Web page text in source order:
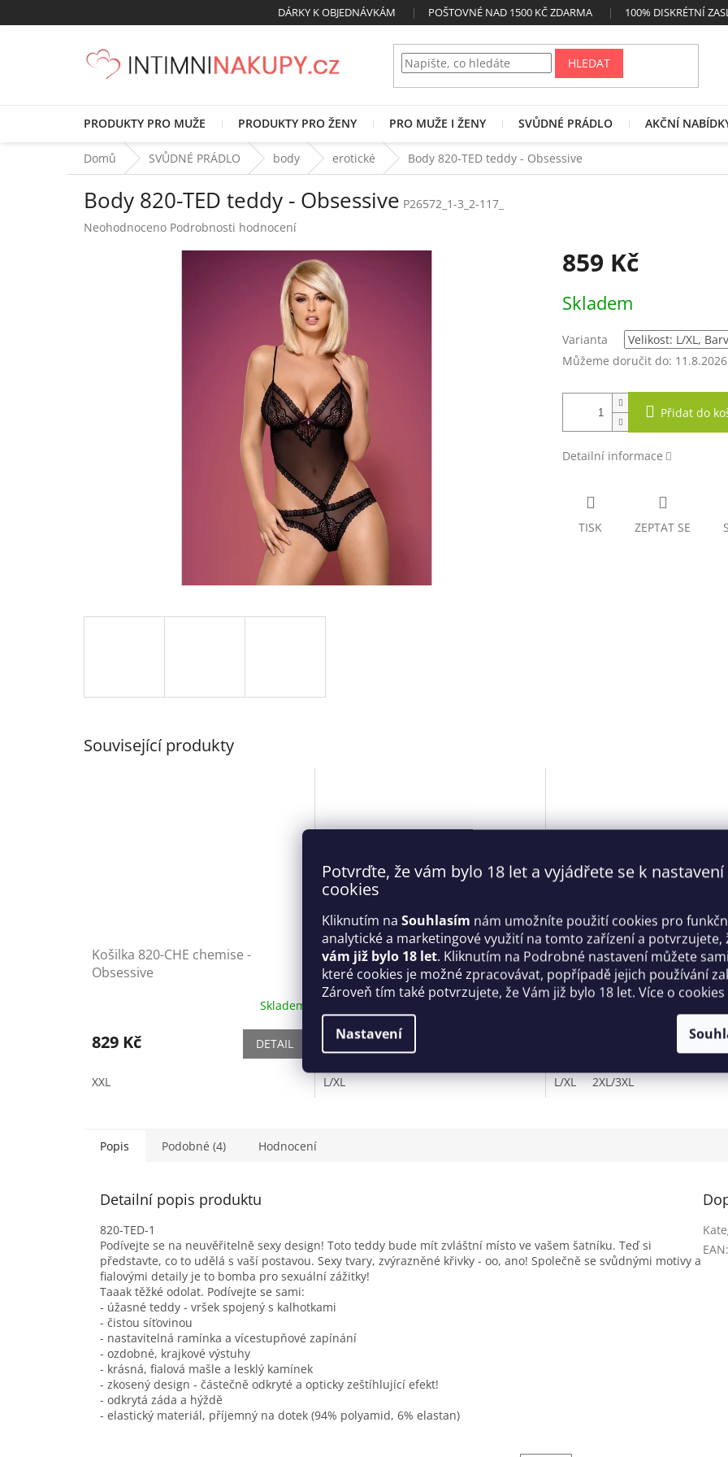
Potvrďte, že vám bylo 18 let a vyjádřete se k nastavení
cookies
Kliknutím na Souhlasím nám umožníte použití cookies pro
analytické a marketingové využití na tomto zařízení a potvrzujete,
vám již bylo 18 let. Kliknutím na Podrobné nastavení můžete
které cookies je možné zpracovávat, popřípadě jejich používání
Zároveň tím také potvrzujete, že Vám již bylo 18 let. Více o cookies
Nastavení
na
DÁRKY K OBJEDNÁVKÁM POŠTOVNÉ NAD 1500 KČ ZDARMA 100% DISKRÉTNÍ
HLEDAT
PRODUKTY PRO MUŽE PRODUKTY PRO ŽENY PRO MUŽE I ŽENY SVŮDNÉ PRÁDLO AKČNÍ
Domů SVŮDNÉ PRÁDLO body erotické Body 820-TED teddy - Obsessive
Body 820-TED teddy - Obsessive P26572_1-3_2-117_
Průměrné
Neohodnoceno Podrobnosti hodnocení
859 Kč
cena:
Skladem
Varianta
Můžeme doručit do: 11.8.2026
Přidat do
Detailní informace
TISK ZEPTAT SE
Související produkty
Košilka 820-CHE chemise -
Obsessive
Skladem
829 Kč DETAIL
XXL
Dámské svůdné body otevřené
Hersis Crotchless Teddy černé -
Obsessive
2 019 Kč
L/XL
Dámské sexy body Soranna
černozlaté - Obsessive
L/XL 2XL/3XL
Popis Podobné (4) Hodnocení
Detailní popis produktu
820-TED-1
Podívejte se na neuvěřitelně sexy design! Toto teddy bude mít zvláštní místo ve vašem šatníku. Teď si
představte, co to udělá s vaší postavou. Sexy tvary, zvýrazněné křivky - oo, ano! Společně se svůdnými motivy a
fialovými detaily je to bomba pro sexuální zážitky!
Taaak těžké odolat. Podívejte se sami:
- úžasné teddy - vršek spojený s kalhotkami
- čistou síťovinou
- nastavitelná ramínka a vícestupňové zapínání
- ozdobné, krajkové výstuhy
- krásná, fialová mašle a lesklý kamínek
- zkosený design - částečně odkryté a opticky zeštíhlující efekt!
- odkrytá záda a hýždě
- elastický materiál, příjemný na dotek (94% polyamid, 6% elastan)
EAN: